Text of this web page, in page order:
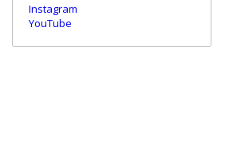
Instagram
YouTube